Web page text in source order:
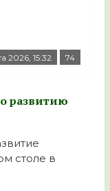
2026, 15:32 74
развитию
столе в